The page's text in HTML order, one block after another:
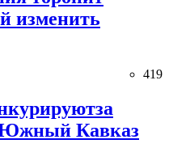
изменить
419
Кавказ